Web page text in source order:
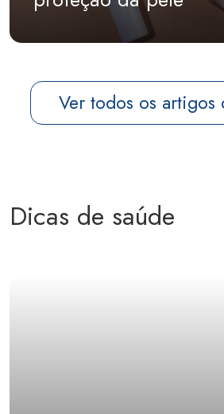
Ver todos os artigos
Dicas de saúde